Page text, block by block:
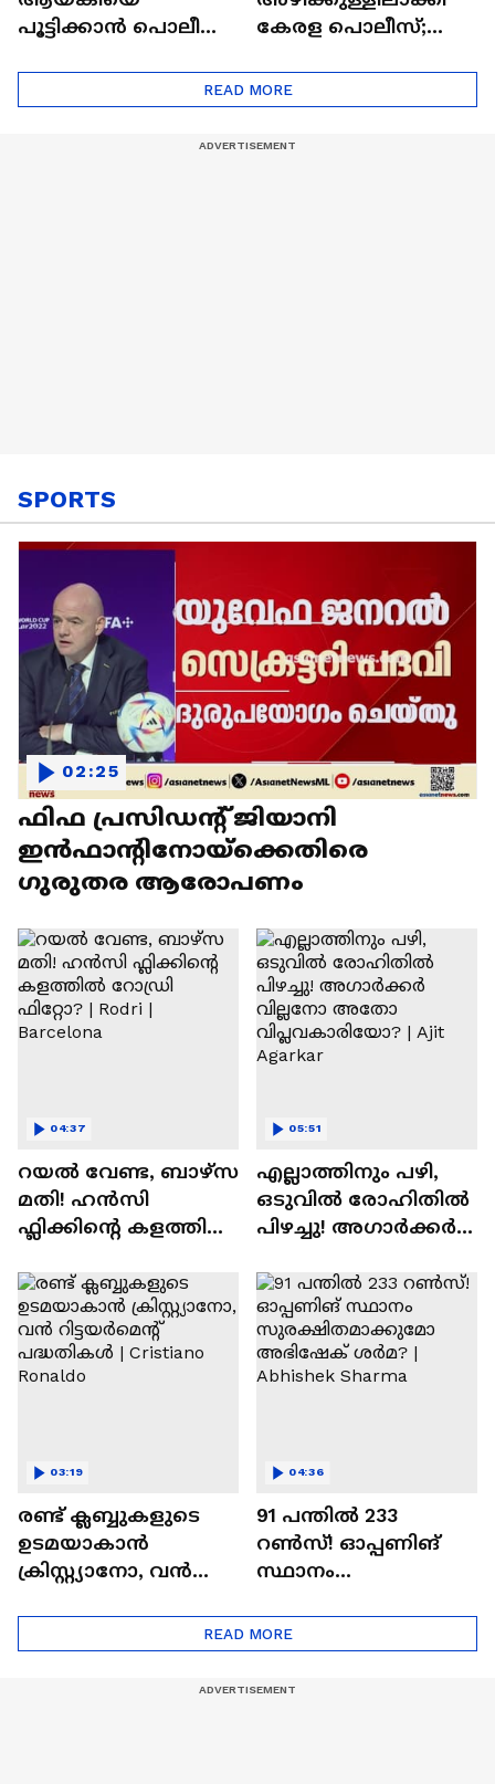
പൂട്ടിക്കാൻ പൊലീസ്;
എന്ന് കാട്ടി റിപ്പോര്‍ട്ട്
നൽകും | Arjun
കേരള പൊലീസ്;
ദിവസം റിമാന്‍ഡില്‍
READ MORE
SPORTS
ഫിഫ പ്രസിഡന്റ് ജിയാനി
ഇൻഫാന്റിനോയ്‌ക്കെതിരെ
ഗുരുതര ആരോപണം
02:25
റയല്‍ വേണ്ട, ബാഴ്‌സ
മതി! ഹൻസി
ഫ്ലിക്കിന്റെ കളത്തില്‍
Rodri | Barcelona
04:37
എല്ലാത്തിനും പഴി,
ഒടുവില്‍ രോഹിതില്‍
പിഴച്ചു! അഗാര്‍ക്കർ
വിപ്ലവകാരിയോ? |
Ajit Agarkar
05:51
രണ്ട്‌ ക്ലബ്ബുകളുടെ
ഉടമയാകാന്‍
ക്രിസ്റ്റ്യാനോ, വന്‍
പദ്ധതികള്‍ | Cristiano
Ronaldo
03:19
91 പന്തില്‍ 233
റണ്‍സ്! ഓപ്പണിങ്
സ്ഥാനം
അഭിഷേക് ശർമ? |
Abhishek Sharma
04:36
READ MORE